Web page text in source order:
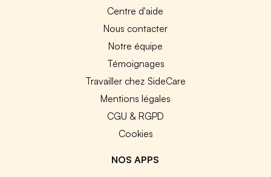
Centre d'aide
Nous contacter
Notre équipe
Témoignages
Travailler chez SideCare
Mentions légales
CGU & RGPD
Cookies
NOS APPS